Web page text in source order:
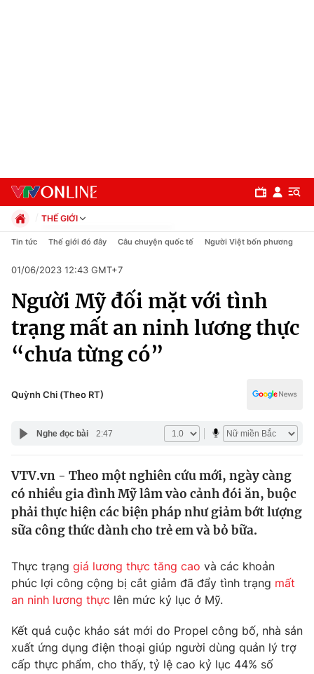
Chuyên mục
Chính trị
Xã hội
Pháp luật
Y tế
Thế giới
Tin tức
Thế giới đó đây
Câu chuyện quốc tế
Kinh tế
Thị trường
Góc doanh nghiệp
Dữ liệu và đời sống
Truyền hình
Phim VTV
Hậu trường
Giải trí
THẾ GIỚI
Chính trị
Pháp luật
Kinh tế
Thể thao
Truyền hình
Văn hóa - Giải trí
Công nghệ
Tin tức Thế giới đó đây Câu chuyện quốc tế Người Việt bốn phương
01/06/2023 12:43 GMT+7
Người Mỹ đối mặt với tình
trạng mất an ninh lương thực
“chưa từng có”
Quỳnh Chi (Theo RT)
Nghe đọc bài 2:47
VTV.vn - Theo một nghiên cứu mới, ngày càng
có nhiều gia đình Mỹ lâm vào cảnh đói ăn, buộc
phải thực hiện các biện pháp như giảm bớt lượng
sữa công thức dành cho trẻ em và bỏ bữa.
Thực trạng giá lương thực tăng cao và các khoản
phúc lợi công cộng bị cắt giảm đã đẩy tình trạng mất
an ninh lương thực lên mức kỷ lục ở Mỹ.
Kết quả cuộc khảo sát mới do Propel công bố, nhà sản
xuất ứng dụng điện thoại giúp người dùng quản lý trợ
cấp thực phẩm, cho thấy, tỷ lệ cao kỷ lục 44% số